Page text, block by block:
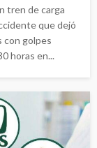
tren de carga
que dejó
con golpes
horas en...